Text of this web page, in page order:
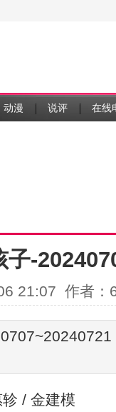
动漫 说评 在线
子-
21:07 作者
/ 金建模